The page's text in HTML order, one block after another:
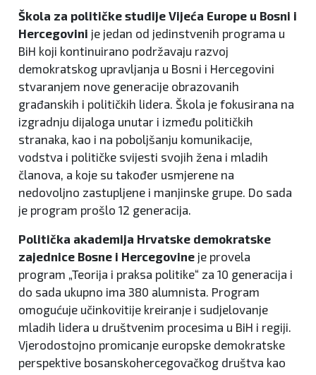
Škola za političke studije Vijeća Europe u Bosni i
Hercegovini je jedan od jedinstvenih programa u
BiH koji kontinuirano podržavaju razvoj
demokratskog upravljanja u Bosni i Hercegovini
stvaranjem nove generacije obrazovanih
građanskih i političkih lidera. Škola je fokusirana na
izgradnju dijaloga unutar i između političkih
stranaka, kao i na poboljšanju komunikacije,
vodstva i političke svijesti svojih žena i mladih
članova, a koje su također usmjerene na
nedovoljno zastupljene i manjinske grupe. Do sada
je program prošlo 12 generacija.
Politička akademija Hrvatske demokratske
zajednice Bosne i Hercegovine je provela
program „Teorija i praksa politike“ za 10 generacija i
do sada ukupno ima 380 alumnista. Program
omogućuje učinkovitije kreiranje i sudjelovanje
mladih lidera u društvenim procesima u BiH i regiji.
Vjerodostojno promicanje europske demokratske
perspektive bosanskohercegovačkog društva kao